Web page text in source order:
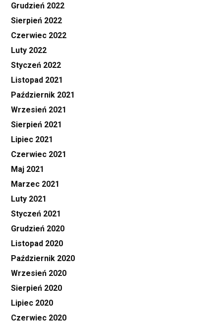
Grudzień 2022
Sierpień 2022
Czerwiec 2022
Luty 2022
Styczeń 2022
Listopad 2021
Październik 2021
Wrzesień 2021
Sierpień 2021
Lipiec 2021
Czerwiec 2021
Maj 2021
Marzec 2021
Luty 2021
Styczeń 2021
Grudzień 2020
Listopad 2020
Październik 2020
Wrzesień 2020
Sierpień 2020
Lipiec 2020
Czerwiec 2020